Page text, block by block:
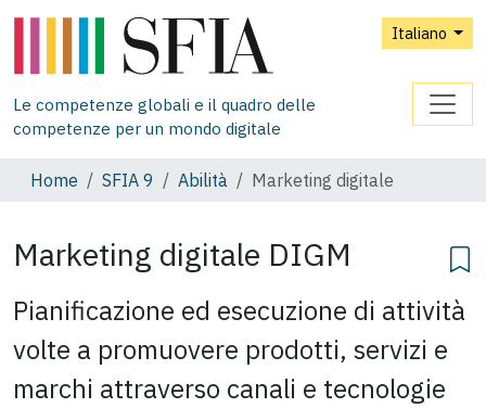
Italiano
Le competenze globali e il quadro delle
competenze per un mondo digitale
Home SFIA 9 Abilità Marketing digitale
Marketing digitale DIGM
Pianificazione ed esecuzione di attività
volte a promuovere prodotti, servizi e
marchi attraverso canali e tecnologie